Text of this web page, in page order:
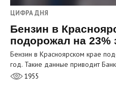
ЦИФРА ДНЯ
Бензин в
подорожал на 23%
Бензин в Красноярском крае
год. Такие данные приводит
1955